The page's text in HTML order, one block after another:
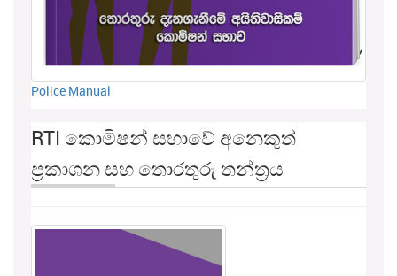
Police Manual
RTI කොමිෂන් සභාවේ අනෙකුත්
ප්‍රකාශන සහ තොරතුරු තන්ත්‍රය